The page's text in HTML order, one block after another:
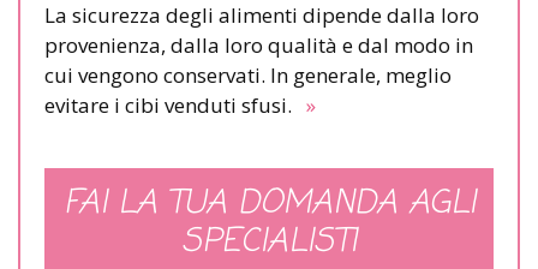
La sicurezza degli alimenti dipende dalla loro
provenienza, dalla loro qualità e dal modo in
cui vengono conservati. In generale, meglio
evitare i cibi venduti sfusi. »
FAI LA TUA DOMANDA AGLI
SPECIALISTI